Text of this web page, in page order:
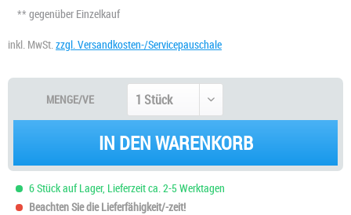
** gegenüber Einzelkauf
inkl. MwSt. zzgl. Versandkosten-/Servicepauschale
MENGE/VE
IN DEN WARENKORB
6 Stück auf Lager, Lieferzeit ca. 2-5 Werktagen
Beachten Sie die Lieferfähigkeit/-zeit!